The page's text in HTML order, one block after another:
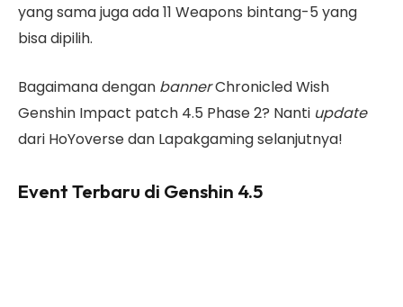
yang sama juga ada 11 Weapons bintang-5 yang
bisa dipilih.
Bagaimana dengan bannerChronicled Wish
Genshin Impact patch 4.5 Phase 2? Nanti update
dari HoYoverse dan Lapakgaming selanjutnya!
Event Terbaru di Genshin 4.5